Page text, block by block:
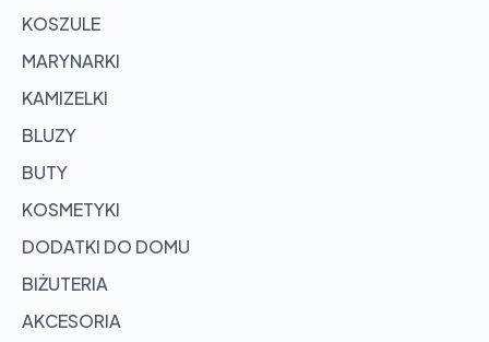
KOSZULE
MARYNARKI
KAMIZELKI
BLUZY
BUTY
KOSMETYKI
DODATKI DO DOMU
BIŻUTERIA
AKCESORIA